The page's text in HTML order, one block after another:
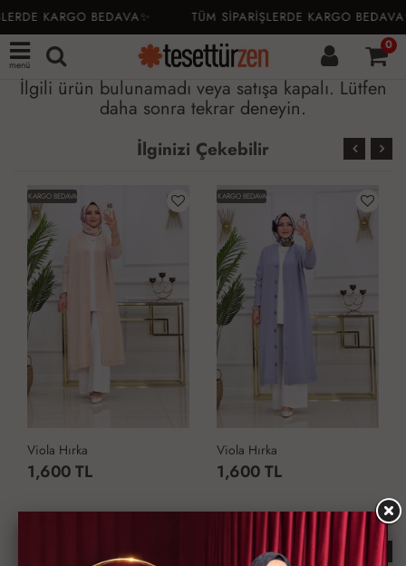
KARGO BEDAVA✨ TÜM SİPARİŞLERDE KARGO
menü
0
İlgili ürün bulunamadı veya satışa kapalı. Lütfen
daha sonra tekrar deneyin.
İlginizi Çekebilir
KARGO BEDAVA
Viola Hırka
1,600 TL
KARGO BEDAVA
Viola Hırka
1,600 TL
Çok Satan Ürünler